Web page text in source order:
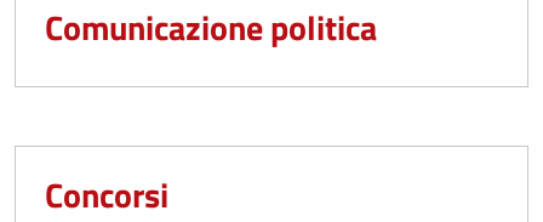
Comunicazione politica
Concorsi